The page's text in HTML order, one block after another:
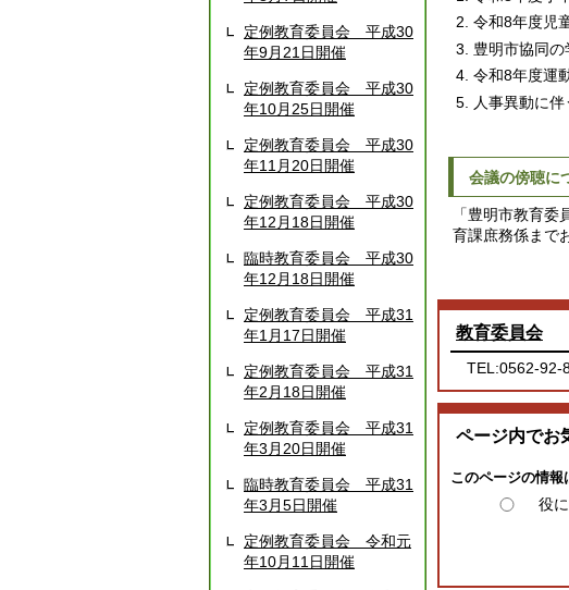
定例教育委員会 平成30
年9月21日開催
定例教育委員会 平成30
年10月25日開催
定例教育委員会 平成30
年11月20日開催
定例教育委員会 平成30
年12月18日開催
臨時教育委員会 平成30
年12月18日開催
定例教育委員会 平成31
年1月17日開催
定例教育委員会 平成31
年2月18日開催
定例教育委員会 平成31
年3月20日開催
臨時教育委員会 平成31
年3月5日開催
定例教育委員会 令和元
年10月11日開催
令和8年度児
豊明市協同
令和8年度運
人事異動に
会議の傍聴に
「豊明市教育
育課庶務係まで
教育委員会
TEL:0562-92-
ページ内でお
このページの情報
役